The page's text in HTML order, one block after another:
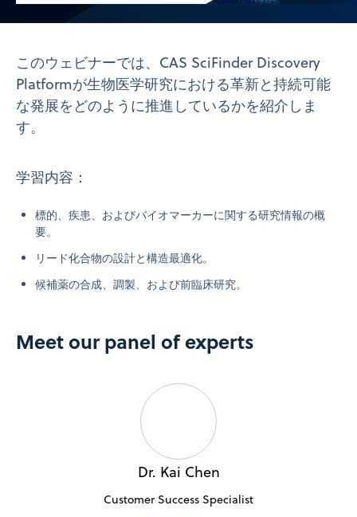
Video
このウェビナーでは、CAS SciFinder Discovery
Platformが生物医学研究における革新と持続可能
な発展をどのように推進しているかを紹介しま
す。
学習内容：
標的、疾患、およびバイオマーカーに関する研究情報の概
要。
リード化合物の設計と構造最適化。
候補薬の合成、調製、および前臨床研究。
Meet our panel of experts
Dr. Kai Chen
Customer Success Specialist